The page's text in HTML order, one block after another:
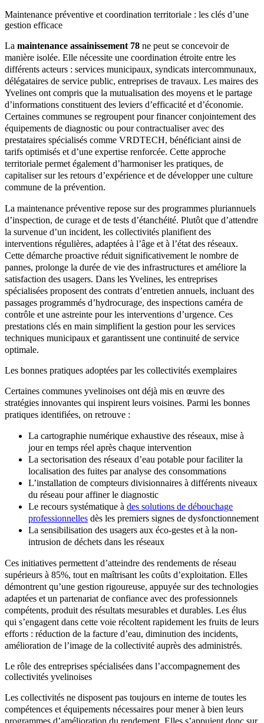
Maintenance préventive et coordination territoriale : les clés d’une
gestion efficace
La maintenance assainissement 78 ne peut se concevoir de
manière isolée. Elle nécessite une coordination étroite entre les
différents acteurs : services municipaux, syndicats intercommunaux,
délégataires de service public, entreprises de travaux. Les maires des
Yvelines ont compris que la mutualisation des moyens et le partage
d’informations constituent des leviers d’efficacité et d’économie.
Certaines communes se regroupent pour financer conjointement des
équipements de diagnostic ou pour contractualiser avec des
prestataires spécialisés comme VRDTECH, bénéficiant ainsi de
tarifs optimisés et d’une expertise renforcée. Cette approche
territoriale permet également d’harmoniser les pratiques, de
capitaliser sur les retours d’expérience et de développer une culture
commune de la prévention.
La maintenance préventive repose sur des programmes pluriannuels
d’inspection, de curage et de tests d’étanchéité. Plutôt que d’attendre
la survenue d’un incident, les collectivités planifient des
interventions régulières, adaptées à l’âge et à l’état des réseaux.
Cette démarche proactive réduit significativement le nombre de
pannes, prolonge la durée de vie des infrastructures et améliore la
satisfaction des usagers. Dans les Yvelines, les entreprises
spécialisées proposent des contrats d’entretien annuels, incluant des
passages programmés d’hydrocurage, des inspections caméra de
contrôle et une astreinte pour les interventions d’urgence. Ces
prestations clés en main simplifient la gestion pour les services
techniques municipaux et garantissent une continuité de service
optimale.
Les bonnes pratiques adoptées par les collectivités exemplaires
Certaines communes yvelinoises ont déjà mis en œuvre des
stratégies innovantes qui inspirent leurs voisines. Parmi les bonnes
pratiques identifiées, on retrouve :
La cartographie numérique exhaustive des réseaux, mise à
jour en temps réel après chaque intervention
La sectorisation des réseaux d’eau potable pour faciliter la
localisation des fuites par analyse des consommations
L’installation de compteurs divisionnaires à différents niveaux
du réseau pour affiner le diagnostic
Le recours systématique à des solutions de débouchage
professionnelles dès les premiers signes de dysfonctionnement
La sensibilisation des usagers aux éco-gestes et à la non-
intrusion de déchets dans les réseaux
Ces initiatives permettent d’atteindre des rendements de réseau
supérieurs à 85%, tout en maîtrisant les coûts d’exploitation. Elles
démontrent qu’une gestion rigoureuse, appuyée sur des technologies
adaptées et un partenariat de confiance avec des professionnels
compétents, produit des résultats mesurables et durables. Les élus
qui s’engagent dans cette voie récoltent rapidement les fruits de leurs
efforts : réduction de la facture d’eau, diminution des incidents,
amélioration de l’image de la collectivité auprès des administrés.
Le rôle des entreprises spécialisées dans l’accompagnement des
collectivités yvelinoises
Les collectivités ne disposent pas toujours en interne de toutes les
compétences et équipements nécessaires pour mener à bien leurs